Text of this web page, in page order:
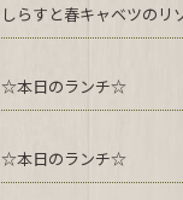
しらすと春キャベツのリ
☆本日のランチ☆
☆本日のランチ☆